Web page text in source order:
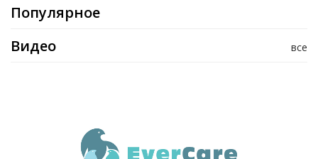
Популярное
все
Видео